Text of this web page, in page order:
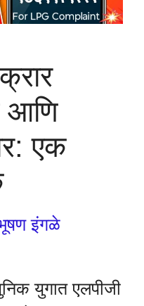
आणि
एक
इंगळे
युगात एलपीजी